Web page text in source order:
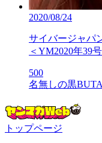
2020/08/24
サイバージャパ
＜YM2020年39
500
名無しの黒
トップページ